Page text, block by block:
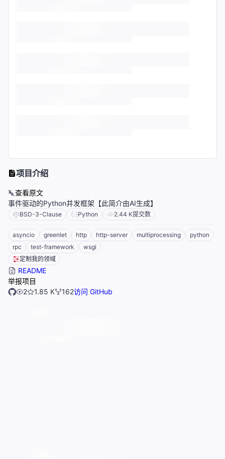
项目介绍
查看原文
事件驱动的Python并发框架【此简介由AI生成】
BSD-3-Clause Python 2.44 K提交数
asyncio greenlet http http-server multiprocessing
python
rpc
test-framework
wsgi
定制我的领域
README
举报项目
2
1.85 K 162访问 GitHub